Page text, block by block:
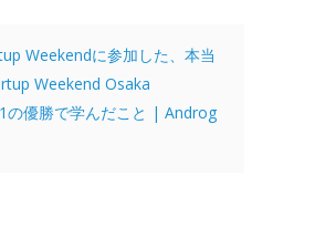
Weekendに参加した、本当
Weekend Osaka
の優勝で学んだこと | Androg